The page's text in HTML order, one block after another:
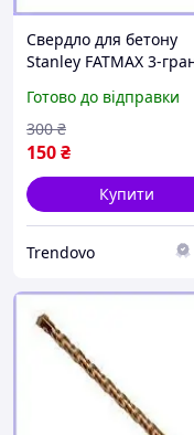
Свердло для бетону
Stanley FATMAX 3-
перфоратора 4-12 мм
буріння каменю цегла
Готово до відправки
150₴
300 ₴
Купити
Trendovo